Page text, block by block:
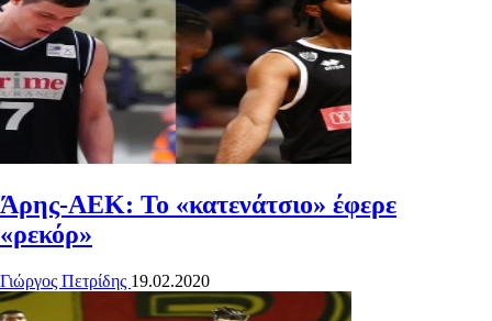
Άρης-ΑΕΚ: Το «κατενάτσιο» έφερε
«ρεκόρ»
Γιώργος Πετρίδης 19.02.2020